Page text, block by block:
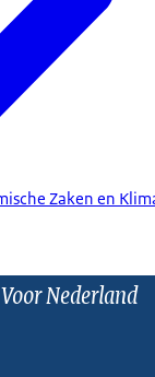
Zaken en
Nederland